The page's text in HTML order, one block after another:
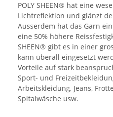
POLY SHEEN® hat eine
Lichtreflektion und glänzt
Ausserdem hat das Garn
eine 50% höhere
SHEEN® gibt es in einer
kann überall eingesetzt
Vorteile auf stark
Sport- und
Arbeitskleidung, Jeans,
Spitalwäsche usw.